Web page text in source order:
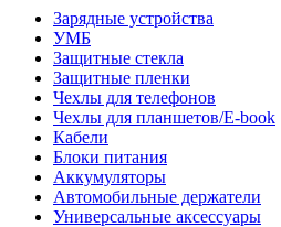
Зарядные устройства
УМБ
Защитные стекла
Защитные пленки
Чехлы для телефонов
Чехлы для планшетов/E-book
Кабели
Блоки питания
Аккумуляторы
Автомобильные держатели
Универсальные аксессуары